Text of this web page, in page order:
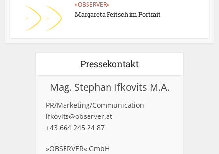
»OBSERVER«
Margareta Feitsch im Portrait
Pressekontakt
Mag. Stephan Ifkovits M.A.
PR/Marketing/Communication
ifkovits@observer.at
+43 664 245 24 87
»OBSERVER« GmbH